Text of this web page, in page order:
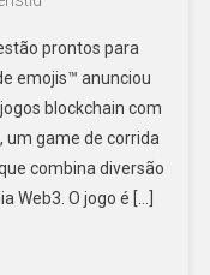
prontos para
emojis™ anunciou
blockchain com
um game de corrida
combina diversão
Web3. O jogo é […]